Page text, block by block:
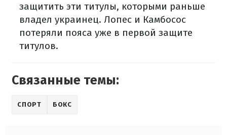
защитить эти титулы, которыми раньше
владел украинец. Лопес и Камбосос
потеряли пояса уже в первой защите
титулов.
Связанные темы:
СПОРТ БОКС